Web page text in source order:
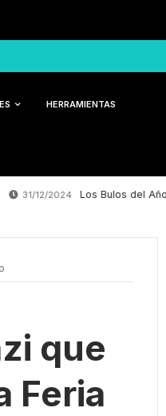
HERRAMIENTAS
12/2024 Los Bulos del Año 2024
que
Feria